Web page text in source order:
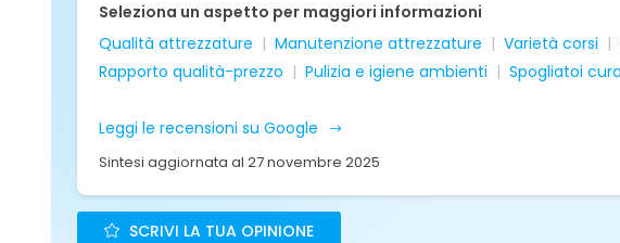
Seleziona un aspetto per maggiori informazioni
Qualità attrezzature
Manutenzione attrezzature Varietà corsi
Rapporto qualità-prezzo
Pulizia e igiene ambienti Spogliatoi
Leggi le recensioni su Google
Sintesi aggiornata al 27 novembre 2025
SCRIVI LA TUA OPINIONE